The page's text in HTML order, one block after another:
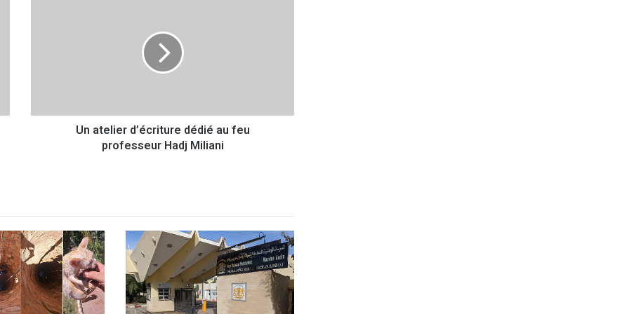
r
t
u
r
e
d
é
d
Un atelier d’écriture dédié au feu
professeur Hadj Miliani